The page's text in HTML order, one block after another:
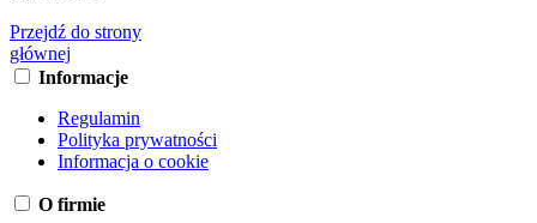
Przejdź do strony
głównej
Informacje
Regulamin
Polityka prywatności
Informacja o cookie
O firmie